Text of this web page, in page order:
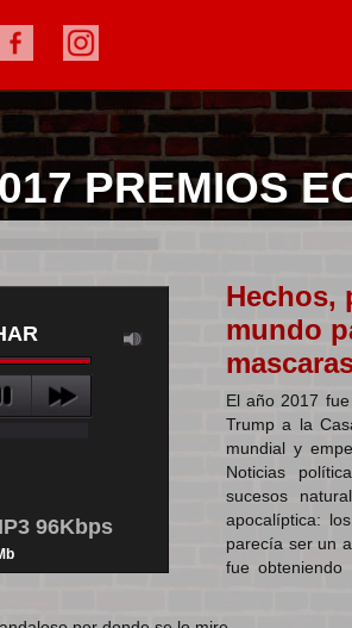
PREMIOS
96Kbps
Hechos,
mundo
El año 2017
Trump a la
mundial y
Noticias
sucesos
apocalíptica:
parecía ser un
fue obteniendo